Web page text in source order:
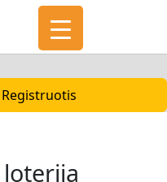
Registruotis